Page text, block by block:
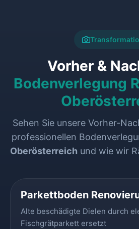
Vorher &
Bodenverlegung
Sehen Sie unsere Vorher-
professionellen
Oberösterreich und wie wir
Parkettboden
Alte beschädigte Dielen durch
Fischgrätparkett ersetzt